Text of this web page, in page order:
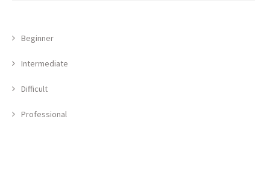
Beginner
Intermediate
Difficult
Professional